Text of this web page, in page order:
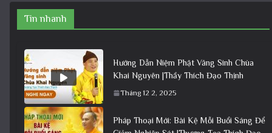
Tin nhanh
Hướng Dẫn Niệm Phật Vãng Sinh Chùa
Khai Nguyên |Thầy Thích Đạo Thịnh
Tháng 12 2, 2025
Pháp Thoại Mới: Bài Kệ Mỗi Buổi Sáng Để